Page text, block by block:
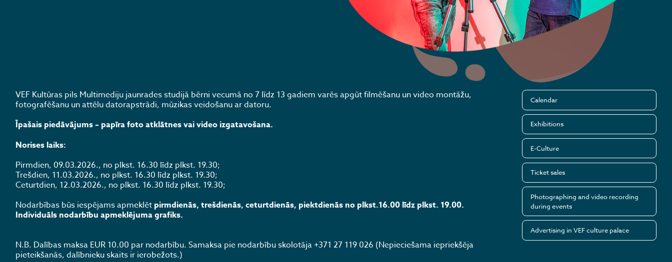
VEF Kultūras pils Multimediju jaunrades studijā bērni vecumā no 7 līdz 13 gadiem varēs apgūt filmēšanu un video montāžu,
fotografēšanu un attēlu datorapstrādi, mūzikas veidošanu ar datoru.
Īpašais piedāvājums – papīra foto atklātnes vai video izgatavošana.
Norises laiks:
Pirmdien, 09.03.2026., no plkst. 16.30 līdz plkst. 19.30;
Trešdien, 11.03.2026., no plkst. 16.30 līdz plkst. 19.30;
Ceturtdien, 12.03.2026., no plkst. 16.30 līdz plkst. 19.30;
Nodarbības būs iespējams apmeklēt pirmdienās, trešdienās, ceturtdienās, piektdienās no plkst.16.00 līdz plkst. 19.00.
Individuāls nodarbību apmeklējuma grafiks.
N.B. Dalības maksa EUR 10.00 par nodarbību. Samaksa pie nodarbību skolotāja +371 27 119 026 (Nepieciešama iepriekšēja
pieteikšanās, dalībnieku skaits ir ierobežots.)
Calendar
Exhibitions
E-Culture
Ticket sales
Photographing and video recording
during events
Advertising in VEF culture palace